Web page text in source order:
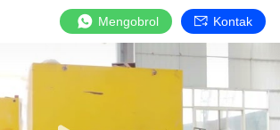
Mengobrol Kontak